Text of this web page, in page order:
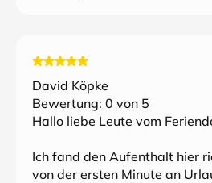
David Köpke
Bewertung: 0 von 5
Hallo liebe Leute vom
Ich fand den Aufenthalt hier
von der ersten Minute an